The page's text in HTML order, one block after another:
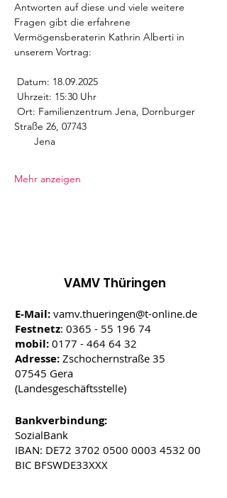
Antworten auf diese und viele weitere
Fragen gibt die erfahrene
Vermögensberaterin Kathrin Alberti in
unserem Vortrag:
Datum: 18.09.2025
Uhrzeit: 15:30 Uhr
Ort: Familienzentrum Jena, Dornburger
Straße 26, 07743
Jena
Mehr anzeigen
VAMV Thüringen
E-Mail: vamv.thueringen@t-online.de
Festnetz: 0365 - 55 196 74
mobil: 0177 - 464 64 32
Adresse: Zschochernstraße 35
07545 Gera
(Landesgeschäftsstelle)
Bankverbindung:
SozialBank
IBAN: DE72 3702 0500 0003 4532 00
BIC BFSWDE33XXX